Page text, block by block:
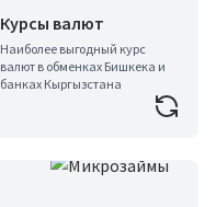
Курсы валют
Наиболее выгодный курс
валют в обменках Бишкека и
банках Кыргызстана